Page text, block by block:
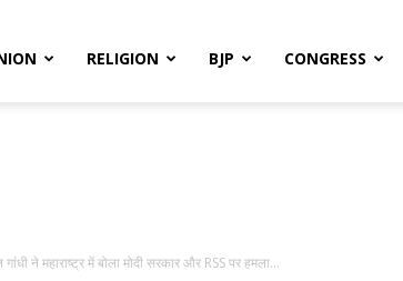
RELIGION BJP CONGRESS
गांधी ने महाराष्ट्र में बोला मोदी सरकार और RSS पर हमला...